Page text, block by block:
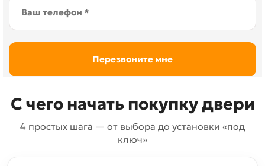
С чего начать покупку двери
4 простых шага — от выбора до установки «под
ключ»